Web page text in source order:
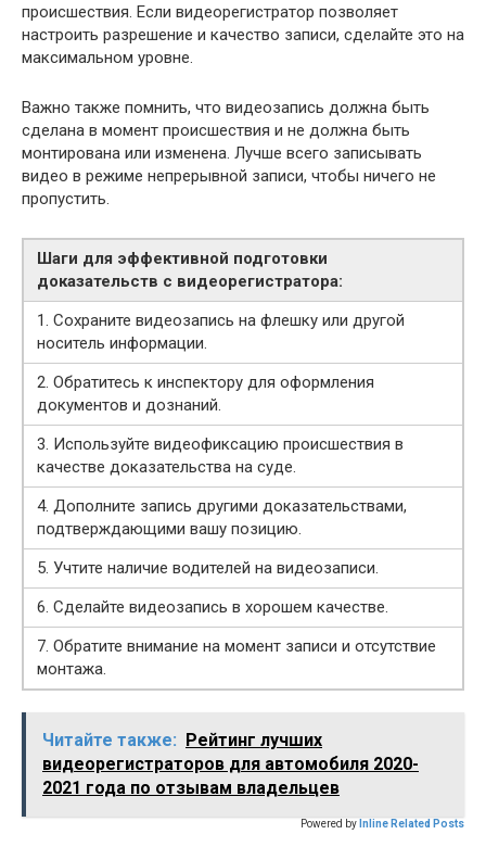
происшествия. Если видеорегистратор позволяет
настроить разрешение и качество записи, сделайте это на
максимальном уровне.
Важно также помнить, что видеозапись должна быть
сделана в момент происшествия и не должна быть
монтирована или изменена. Лучше всего записывать
видео в режиме непрерывной записи, чтобы ничего не
пропустить.
Шаги для эффективной подготовки
доказательств с видеорегистратора:
1. Сохраните видеозапись на флешку или другой
носитель информации.
2. Обратитесь к инспектору для оформления
документов и дознаний.
3. Используйте видеофиксацию происшествия в
качестве доказательства на суде.
4. Дополните запись другими доказательствами,
подтверждающими вашу позицию.
5. Учтите наличие водителей на видеозаписи.
6. Сделайте видеозапись в хорошем качестве.
7. Обратите внимание на момент записи и отсутствие
монтажа.
Читайте также: Рейтинг лучших
видеорегистраторов для автомобиля 2020-
2021 года по отзывам владельцев
Powered by Inline Related Posts